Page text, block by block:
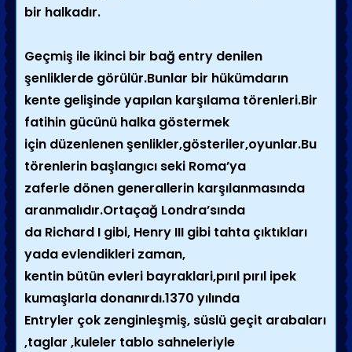
bir halkadır.
Geçmiş ile ikinci bir bağ entry denilen
şenliklerde görülür.Bunlar bir hükümdarın
kente gelişinde yapılan karşılama törenleri.Bir
fatihin gücünü halka göstermek
için düzenlenen şenlikler,gösteriler,oyunlar.Bu
törenlerin başlangıcı seki Roma’ya
zaferle dönen generallerin karşılanmasında
aranmalıdır.Ortaçağ Londra’sında
da Richard I gibi, Henry III gibi tahta çıktıkları
yada evlendikleri zaman,
kentin bütün evleri bayraklari,pırıl pırıl ipek
kumaşlarla donanırdı.1370 yılında
Entryler çok zenginleşmiş, süslü geçit arabaları
,taglar ,kuleler tablo sahneleriyle